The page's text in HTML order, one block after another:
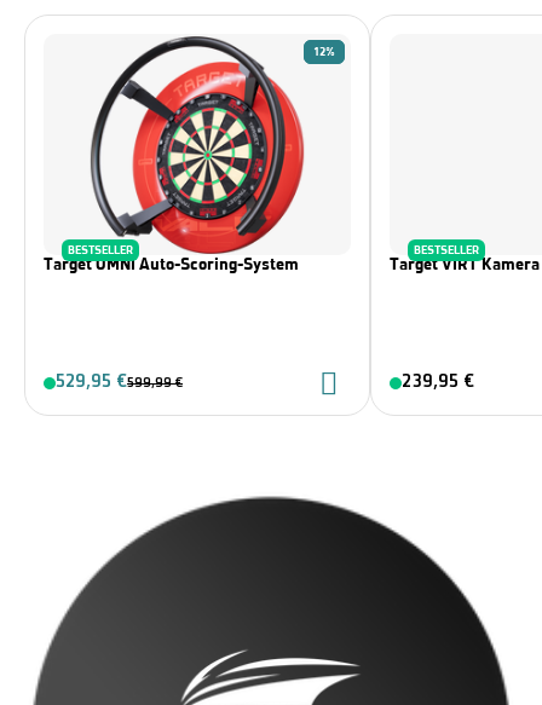
12%
BESTSELLER
Target OMNI Auto-Scoring-System
529,95 €599,99 €
BESTSELLER
Target VIRT Kamera
239,95 €